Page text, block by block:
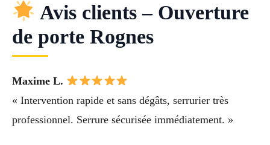
Avis clients – Ouverture
de porte Rognes
Maxime L.
« Intervention rapide et sans dégâts, serrurier très
professionnel. Serrure sécurisée immédiatement. »